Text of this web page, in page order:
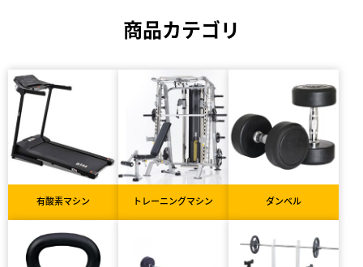
商品カテゴリ
有酸素マシン トレーニングマシン ダンベル